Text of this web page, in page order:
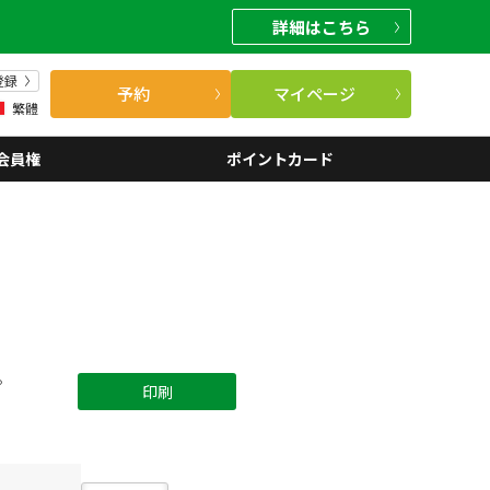
詳細はこちら
録
繁體
予約 マイページ
員権 ポイントカード
印刷